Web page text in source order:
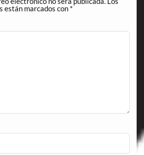
están marcados con *